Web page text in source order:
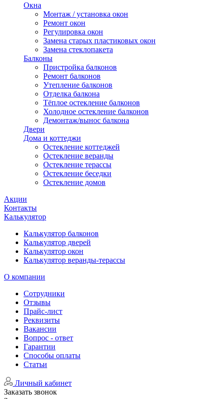
Окна
Монтаж / установка окон
Ремонт окон
Регулировка окон
Замена старых пластиковых окон
Замена стеклопакета
Балконы
Пристройка балконов
Ремонт балконов
Утепление балконов
Отделка балкона
Тёплое остекление балконов
Холодное остекление балконов
Демонтаж/вынос балкона
Двери
Дома и коттеджи
Остекление коттеджей
Остекление веранды
Остекление терассы
Остекление беседки
Остекление домов
Акции
Контакты
Калькулятор
Калькулятор балконов
Калькулятор дверей
Калькулятор окон
Калькулятор веранды-терассы
О компании
Сотрудники
Отзывы
Прайс-лист
Реквизиты
Вакансии
Вопрос - ответ
Гарантии
Способы оплаты
Статьи
Личный кабинет
Заказать звонок